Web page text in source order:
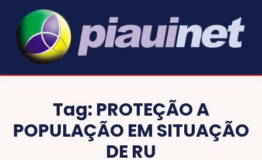
Tag: PROTEÇÃO A
POPULAÇÃO EM SITUAÇÃO
DE RU